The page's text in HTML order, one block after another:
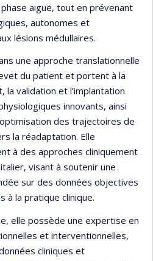
aiguë, tout en prévenant
autonomes et
lésions médullaires.
une approche translationnelle
du patient et portent à la
validation et l’implantation
innovants, ainsi
des trajectoires de
la réadaptation. Elle
à des approches cliniquement
visant à soutenir une
sur des données objectives
à la pratique clinique.
elle possède une expertise en
et interventionnelles,
cliniques et